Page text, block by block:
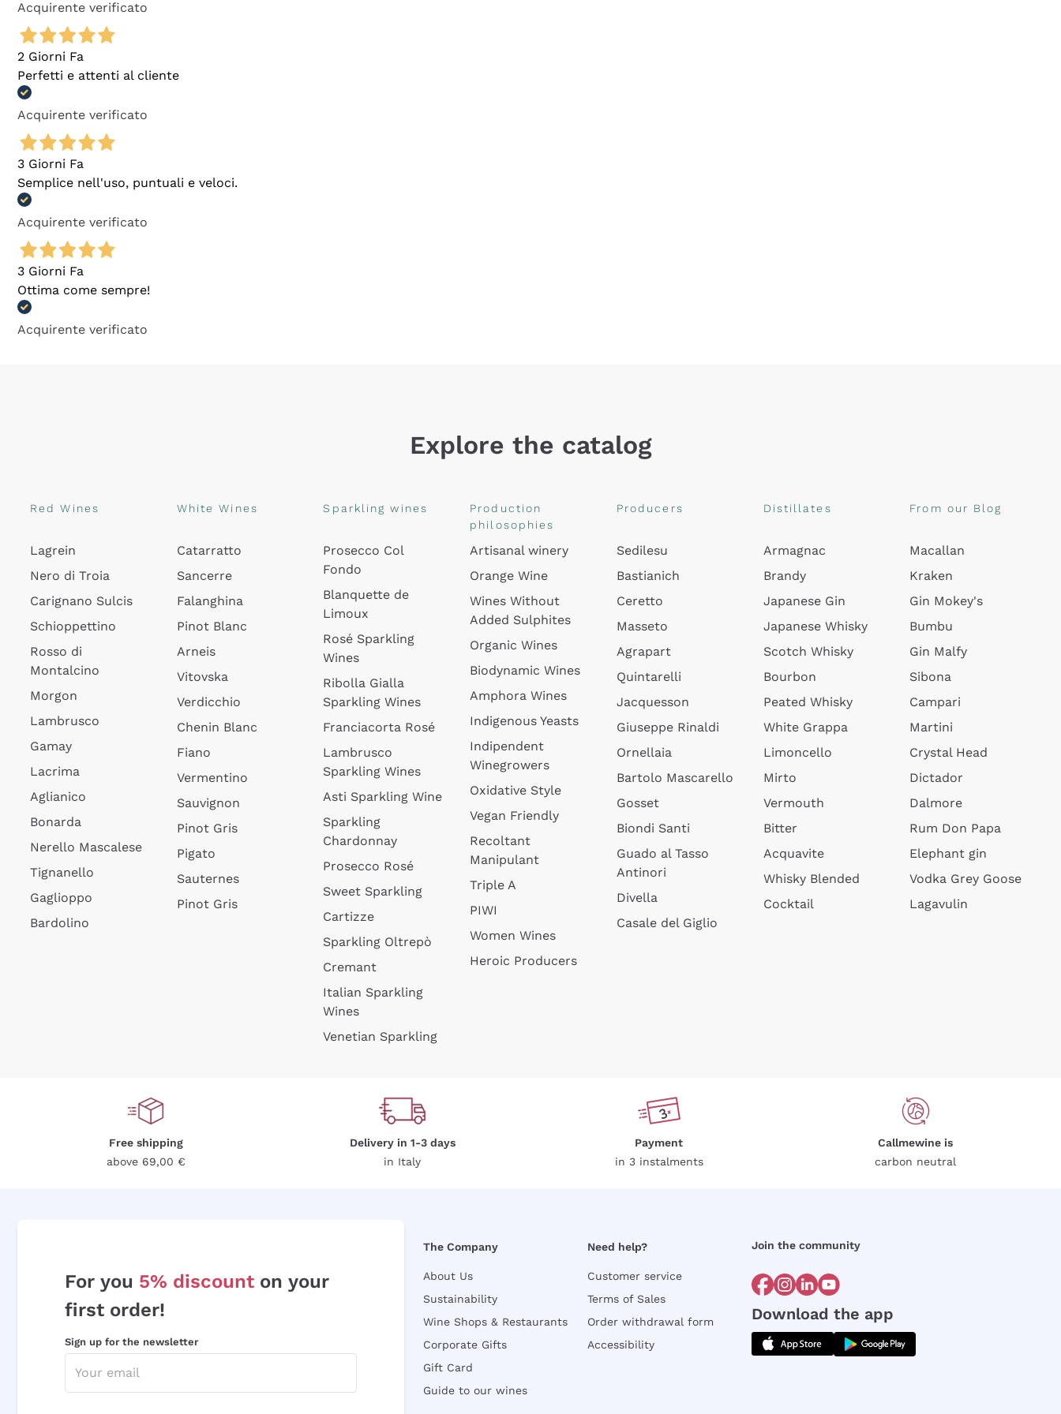
Acquirente verificato
2 Giorni Fa
Perfetti e attenti al cliente
Acquirente verificato
3 Giorni Fa
Semplice nell'uso, puntuali e veloci.
Acquirente verificato
3 Giorni Fa
Ottima come sempre!
Acquirente verificato
Explore the catalog
Red Wines
Lagrein
Nero di Troia
Carignano Sulcis
Schioppettino
Rosso di
Montalcino
Morgon
Lambrusco
Gamay
Lacrima
Aglianico
Bonarda
Nerello Mascalese
Tignanello
Gaglioppo
Bardolino
White Wines
Catarratto
Sancerre
Falanghina
Pinot Blanc
Arneis
Vitovska
Verdicchio
Chenin Blanc
Fiano
Vermentino
Sauvignon
Pinot Gris
Pigato
Sauternes
Pinot Gris
Sparkling wines
Prosecco Col
Fondo
Blanquette de
Limoux
Rosé Sparkling
Wines
Ribolla Gialla
Sparkling Wines
Franciacorta Rosé
Lambrusco
Sparkling Wines
Asti Sparkling Wine
Sparkling
Chardonnay
Prosecco Rosé
Sweet Sparkling
Cartizze
Sparkling Oltrepò
Cremant
Italian Sparkling
Wines
Venetian Sparkling
Production
philosophies
Artisanal winery
Orange Wine
Wines Without
Added Sulphites
Organic Wines
Biodynamic Wines
Amphora Wines
Indigenous Yeasts
Indipendent
Winegrowers
Oxidative Style
Vegan Friendly
Recoltant
Manipulant
Triple A
PIWI
Women Wines
Heroic Producers
Producers
Sedilesu
Bastianich
Ceretto
Masseto
Agrapart
Quintarelli
Jacquesson
Giuseppe Rinaldi
Ornellaia
Bartolo Mascarello
Gosset
Biondi Santi
Guado al Tasso
Antinori
Divella
Casale del Giglio
Distillates
Armagnac
Brandy
Japanese Gin
Japanese Whisky
Scotch Whisky
Bourbon
Peated Whisky
White Grappa
Limoncello
Mirto
Vermouth
Bitter
Acquavite
Whisky Blended
Cocktail
From our Blog
Macallan
Kraken
Gin Mokey's
Bumbu
Gin Malfy
Sibona
Campari
Martini
Crystal Head
Dictador
Dalmore
Rum Don Papa
Elephant gin
Vodka Grey Goose
Lagavulin
Free shipping
above 69,00 €
Delivery in 1-3 days
in Italy
Payment
in 3 instalments
Callmewine is
carbon neutral
For you 5% discount on your
first order!
Sign up for the newsletter
The Company
About Us
Sustainability
Wine Shops & Restaurants
Corporate Gifts
Gift Card
Guide to our wines
Need help?
Customer service
Terms of Sales
Order withdrawal form
Accessibility
Join the community
Download the app